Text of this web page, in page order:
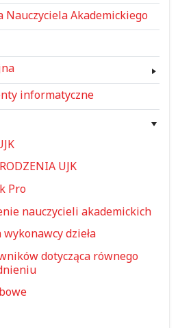
Nauczyciela Akademickiego
informatyczne
UJK
Pro
nauczycieli akademickich
dzieła
dotycząca równego